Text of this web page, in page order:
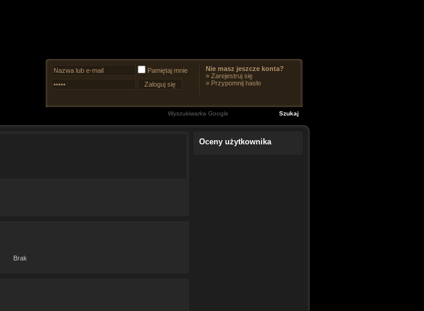
Pamiętaj mnie
Nie masz jeszcze konta?
» Zarejestruj się
» Przypomnij hasło
Brak
Oceny użytkownika